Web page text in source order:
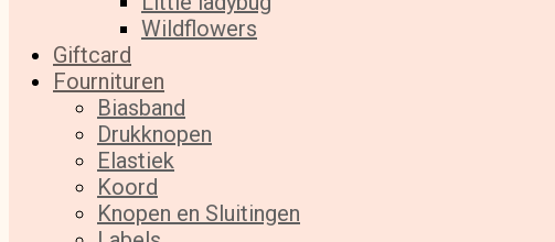
Wildflowers
Giftcard
Fournituren
Biasband
Drukknopen
Elastiek
Koord
Knopen en Sluitingen